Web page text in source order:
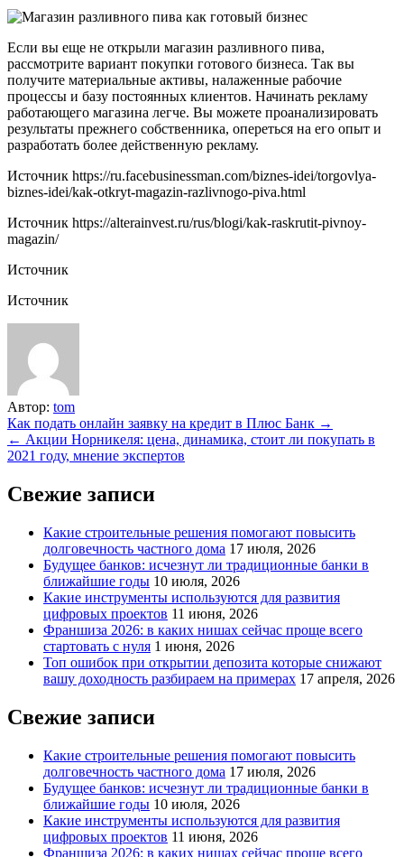
Если вы еще не открыли магазин разливного пива,
рассмотрите вариант покупки готового бизнеса. Так вы
получите материальные активы, налаженные рабочие
процессы и базу постоянных клиентов. Начинать рекламу
работающего магазина легче. Вы можете проанализировать
результаты прежнего собственника, опереться на его опыт и
разработать более действенную рекламу.
Источник https://ru.facebusinessman.com/biznes-idei/torgovlya-
biznes-idei/kak-otkryt-magazin-razlivnogo-piva.html
Источник https://alterainvest.ru/rus/blogi/kak-raskrutit-pivnoy-
magazin/
Источник
Источник
Автор: tom
Навигация
по
Как подать онлайн заявку на кредит в Плюс Банк →
← Акции Норникеля: цена, динамика, стоит ли покупать в
2021 году, мнение экспертов
Свежие записи
Какие строительные решения помогают повысить
долговечность частного дома 17 июля, 2026
Будущее банков: исчезнут ли традиционные банки в
ближайшие годы 10 июля, 2026
Какие инструменты используются для развития
цифровых проектов 11 июня, 2026
Франшиза 2026: в каких нишах сейчас проще всего
стартовать с нуля 1 июня, 2026
Топ ошибок при открытии депозита которые снижают
вашу доходность разбираем на примерах 17 апреля, 2026
Свежие записи
Какие строительные решения помогают повысить
долговечность частного дома 17 июля, 2026
Будущее банков: исчезнут ли традиционные банки в
ближайшие годы 10 июля, 2026
Какие инструменты используются для развития
цифровых проектов 11 июня, 2026
Франшиза 2026: в каких нишах сейчас проще всего